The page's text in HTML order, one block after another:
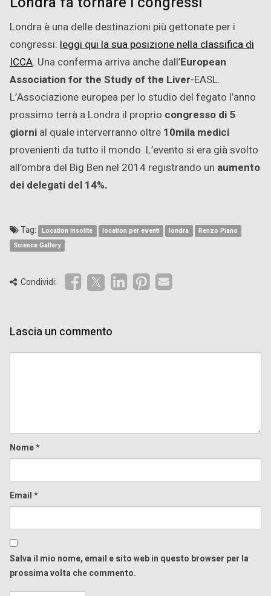
Londra è una delle destinazioni più gettonate per i
congressi: leggi qui la sua posizione nella classifica di
ICCA. Una conferma arriva anche dall’European
Association for the Study of the Liver-EASL.
L’Associazione europea per lo studio del fegato l’anno
prossimo terrà a Londra il proprio congresso di 5
giorni al quale interverranno oltre 10mila medici
provenienti da tutto il mondo. L’evento si era già svolto
all’ombra del Big Ben nel 2014 registrando un aumento
dei delegati del 14%.
Tag: Location insolite location per eventi londra
Renzo Piano
Science Gallery
Condividi:
Lascia un commento
Nome*
Email*
Salva il mio nome, email e sito web in questo browser per la
prossima volta che commento.